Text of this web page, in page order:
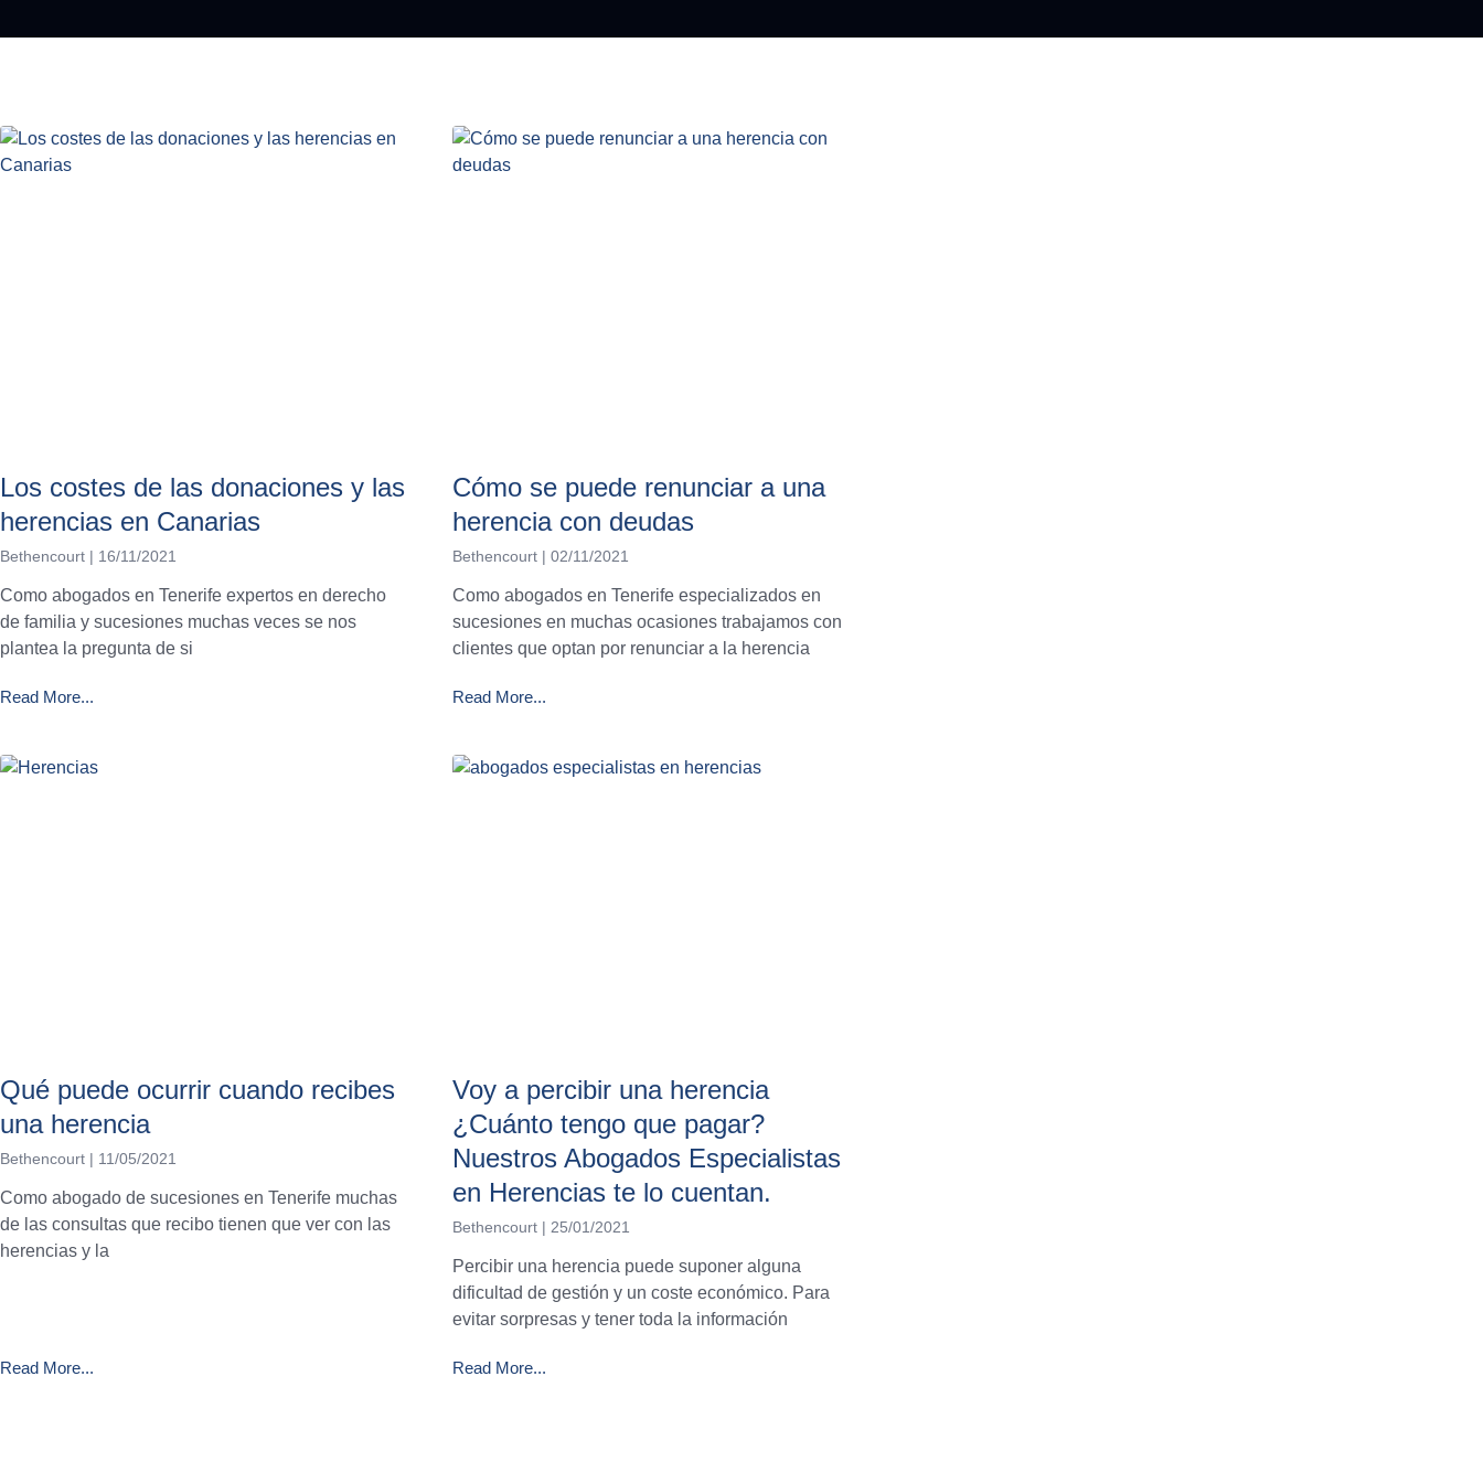
Los costes de las donaciones y las
herencias en Canarias
Bethencourt 16/11/2021
Como abogados en Tenerife expertos en derecho
de familia y sucesiones muchas veces se nos
plantea la pregunta de si
Read More...
Cómo se puede renunciar a una
herencia con deudas
Bethencourt 02/11/2021
Como abogados en Tenerife especializados en
sucesiones en muchas ocasiones trabajamos con
clientes que optan por renunciar a la herencia
Read More...
Qué puede ocurrir cuando recibes
una herencia
Bethencourt 11/05/2021
Como abogado de sucesiones en Tenerife muchas
de las consultas que recibo tienen que ver con las
herencias y la
Read More...
Voy a percibir una herencia
¿Cuánto tengo que pagar?
Nuestros Abogados Especialistas
en Herencias te lo cuentan.
Bethencourt 25/01/2021
Percibir una herencia puede suponer alguna
dificultad de gestión y un coste económico. Para
evitar sorpresas y tener toda la información
Read More...